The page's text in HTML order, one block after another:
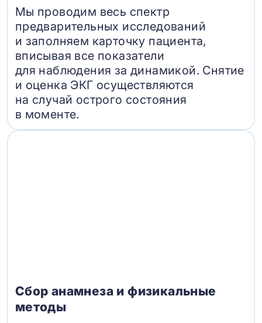
Мы проводим весь спектр
предварительных исследований
и заполняем карточку пациента,
вписывая все показатели
для наблюдения за динамикой. Снятие
и оценка ЭКГ осуществляются
на случай острого состояния
в моменте.
Сбор анамнеза и физикальные
методы